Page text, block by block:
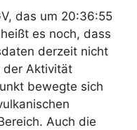
das um 20:36:55
es noch, dass
derzeit nicht
der Aktivität
bewegte sich
Auch die